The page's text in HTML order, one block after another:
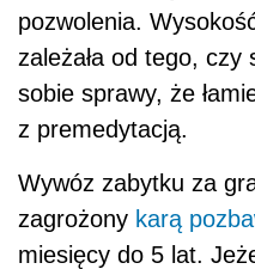
pozwolenia.
zależała od tego, czy
sobie sprawy, że
z premedytacją.
Wywóz zabytku za
zagrożony karą
miesięcy do 5 lat.